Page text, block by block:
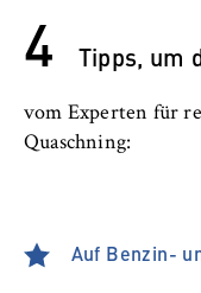
4 Tipps, um
vom Experten für
Quaschning:
Auf Benzin-